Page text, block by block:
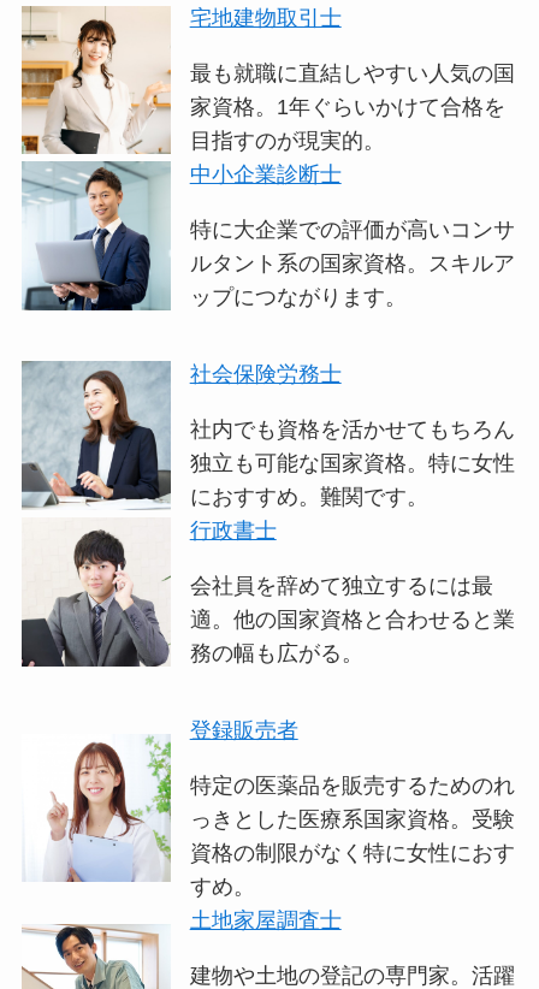
宅地建物取引士
最も就職に直結しやすい人気の国
家資格。1年ぐらいかけて合格を
目指すのが現実的。
中小企業診断士
特に大企業での評価が高いコンサ
ルタント系の国家資格。スキルア
ップにつながります。
社会保険労務士
社内でも資格を活かせてもちろん
独立も可能な国家資格。特に女性
におすすめ。難関です。
行政書士
会社員を辞めて独立するには最
適。他の国家資格と合わせると業
務の幅も広がる。
登録販売者
特定の医薬品を販売するためのれ
っきとした医療系国家資格。受験
資格の制限がなく特に女性におす
すめ。
土地家屋調査士
建物や土地の登記の専門家。活躍